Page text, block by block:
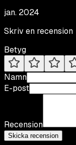
jan. 2024
Skriv en recension
Betyg
Namn
E-post
Recension
Skicka recension